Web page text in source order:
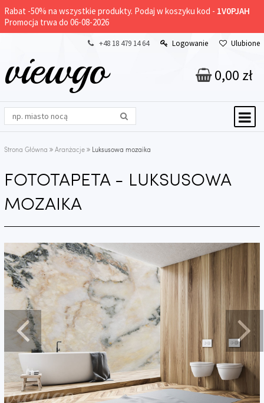
Rabat -50% na wszystkie produkty. Podaj w koszyku kod - 1V0PJAH
Promocja trwa do 06-08-2026
+48 18 479 14 64 Logowanie Ulubione
viewgo 0,00 zł
Strona Główna Aranżacje Luksusowa mozaika
FOTOTAPETA - LUKSUSOWA
MOZAIKA